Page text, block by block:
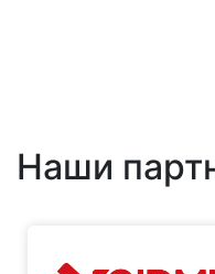
Наши